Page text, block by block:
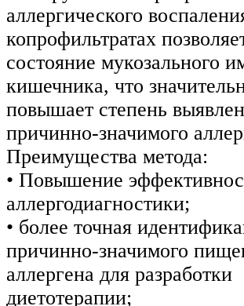
аллергического
копрофильтратах
состояние мукозального
кишечника, что
повышает степень
причинно-значимого
Преимущества метода:
• Повышение
аллергодиагностики;
• более точная
причинно-значимого
аллергена для разработки
диетотерапии;